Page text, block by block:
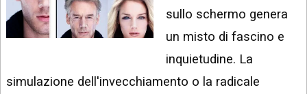
ARCHIVIO
VIDEO
ARGOMENTI:
X
INSTAGRAM
NEWS
sullo schermo genera
un misto di fascino e
inquietudine. La
simulazione dell'invecchiamento o la radicale